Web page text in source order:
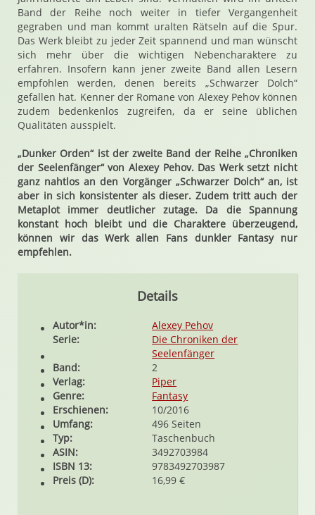
Band der Reihe noch weiter in tiefer Vergangenheit
gegraben und man kommt uralten Rätseln auf die Spur.
Das Werk bleibt zu jeder Zeit spannend und man wünscht
sich mehr über die wichtigen Nebencharaktere zu
erfahren. Insofern kann jener zweite Band allen Lesern
empfohlen werden, denen bereits „Schwarzer Dolch“
gefallen hat. Kenner der Romane von Alexey Pehov können
zudem bedenkenlos zugreifen, da er seine üblichen
Qualitäten ausspielt.
„Dunker Orden“ ist der zweite Band der Reihe „Chroniken
der Seelenfänger“ von Alexey Pehov. Das Werk setzt nicht
ganz nahtlos an den Vorgänger „Schwarzer Dolch“ an, ist
aber in sich konsistenter als dieser. Zudem tritt auch der
Metaplot immer deutlicher zutage. Da die Spannung
konstant hoch bleibt und die Charaktere überzeugend,
können wir das Werk allen Fans dunkler Fantasy nur
empfehlen.
Details
Autor*in:
Alexey Pehov
Serie:
Die Chroniken der
Seelenfänger
Band:
2
Verlag:
Piper
Genre:
Fantasy
Erschienen:
10/2016
Umfang:
496 Seiten
Typ:
Taschenbuch
ASIN:
3492703984
ISBN 13:
9783492703987
Preis (D):
16,99 €